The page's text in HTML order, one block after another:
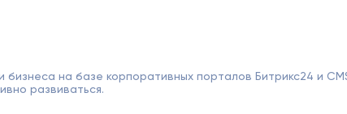
на базе корпоративных порталов Битрикс24 и
развиваться.